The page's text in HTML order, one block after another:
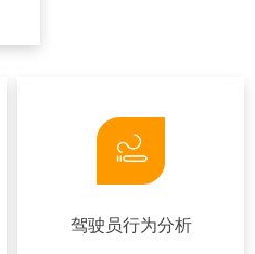
驾驶员行为分析